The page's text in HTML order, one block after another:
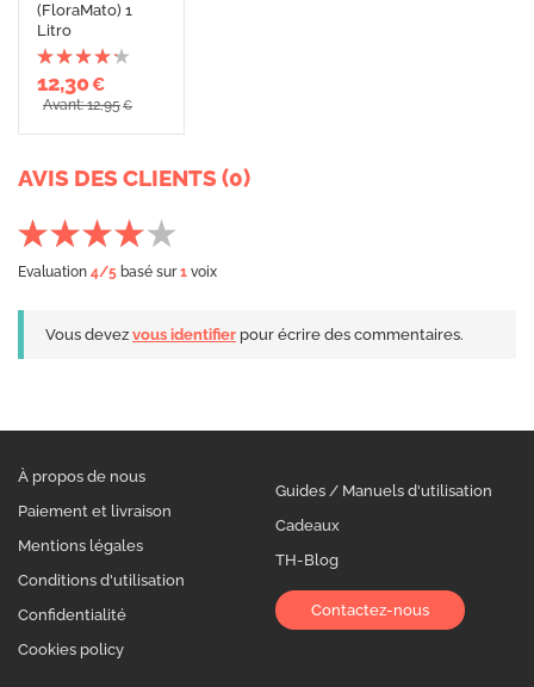
(FloraMato) 1
Litro
12,30€
Avant: 12,95€
AVIS DES CLIENTS (0)
Evaluation 4/5 basé sur1 voix
Vous devez vous identifier pour écrire des commentaires.
À propos de nous
Paiement et livraison
Mentions légales
Conditions d'utilisation
Confidentialité
Cookies policy
Guides / Manuels d'utilisation
Cadeaux
TH-Blog
Contactez-nous